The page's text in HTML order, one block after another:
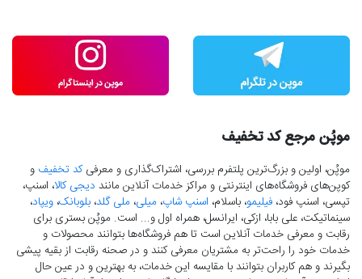
موپُن مرجع کد تخفیف
موپُن، اولین و بزرگ‌ترین پلتفرم بررسی، اشتراک‌گذاری و معرفیکد تخفیف و
کوپن‌های فروشگاه‌های اینترنتی و مراکز خدمات آنلاین مانند دیجی کالا، اسنپ،
تپسی، اسنپ فود، فیلیمو، باسلام، اسنپ شاپ، میلی، ملی گلد، بلوبانک، ویپاد،
سینماتیکت، علی بابا، ازکی، ایرانسل، همراه اول و... است. موپُن بستری برای
رقابت و معرفی خدمات آنلاین است تا هم فروشگاه‌ها بتوانند محصولات و
خدمات خود را راحت‌تر به مشتریان معرفی کنند و در صحنه رقابت از بقیه پیشی
بگیرند و هم کاربران بتوانند با مقایسه این خدمات، به بهترین و در عین حال